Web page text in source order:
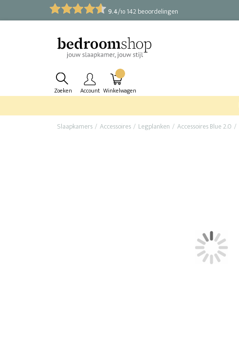
9.4/10 142 beoordelingen
Zoeken Account Winkelwagen
Slaapkamers Accessoires Legplanken Accessoires Blue 2.0